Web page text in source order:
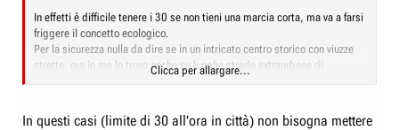
In effetti è difficile tenere i 30 se non tieni una marcia corta, ma va a farsi
friggere il concetto ecologico.
Per la sicurezza nulla da dire se in un intricato centro storico con viuzze
strette, ma io me lo trovo anche su lunghe strade extraurbane di
Clicca per allargare...
In questi casi (limite di 30 all'ora in città) non bisogna mettere